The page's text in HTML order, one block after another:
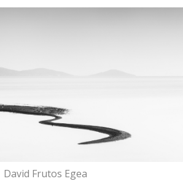
David Frutos Egea